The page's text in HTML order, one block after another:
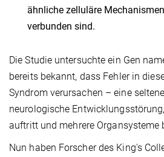
ähnliche zelluläre
verbunden sind.
Die Studie untersuchte ein Gen
bereits bekannt, dass Fehler in
Syndrom verursachen – eine
neurologische
auftritt und mehrere Organsysteme
Nun haben Forscher des King's